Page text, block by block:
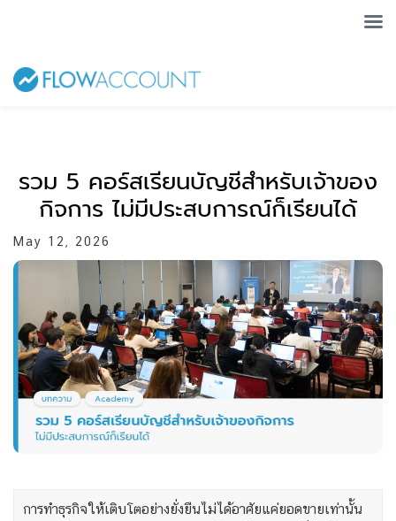
รวม 5 คอร์สเรียนบัญชีสำหรับเจ้าของ
กิจการ ไม่มีประสบการณ์ก็เรียนได้
May 12, 2026
การทำธุรกิจให้เติบโตอย่างยั่งยืนไม่ได้อาศัยแค่ยอดขายเท่านั้น